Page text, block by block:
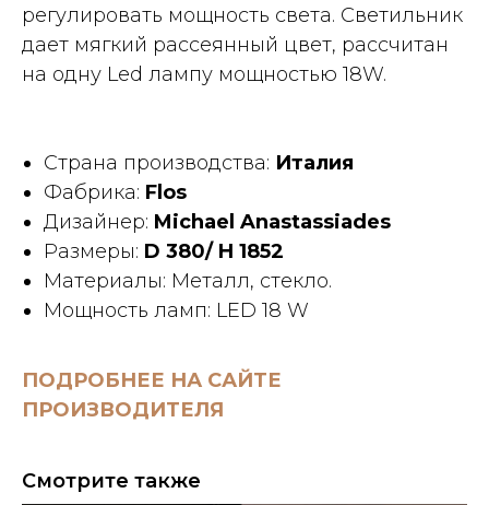
регулировать мощность света. Светильник
дает мягкий рассеянный цвет, рассчитан
на одну Led лампу мощностью 18W.
Страна производства: Италия
Фабрика: Flos
Дизайнер: Michael Anastassiades
Размеры: D 380/ H 1852
Материалы: Металл, стекло.
Мощность ламп: LED 18 W
ПОДРОБНЕЕ НА САЙТЕ
ПРОИЗВОДИТЕЛЯ
Смотрите также